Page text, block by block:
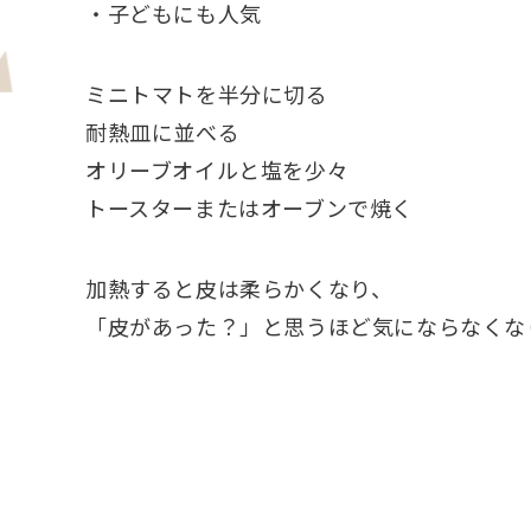
・子どもにも人気
ミニトマトを半分に切る
耐熱皿に並べる
オリーブオイルと塩を少々
トースターまたはオーブンで焼く
加熱すると皮は柔らかくなり、
「皮があった？」と思うほど気にならなく